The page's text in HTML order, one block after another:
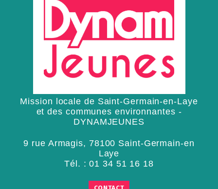
Mission locale de Saint-Germain-en-Laye
et des communes environnantes -
DYNAMJEUNES
9 rue Armagis, 78100 Saint-Germain-en
Laye
Tél. :01 34 51 16 18